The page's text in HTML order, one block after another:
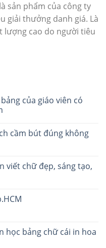
sản phẩm của công ty
giải thưởng danh giá. Là
lượng cao do người tiêu
của giáo viên có
cầm bút đúng không
viết chữ đẹp, sáng tạo,
học bảng chữ cái in hoa